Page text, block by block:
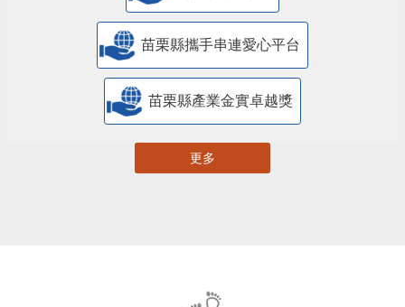
苗栗縣攜手串連愛心平台
苗栗縣產業金實卓越獎
更多